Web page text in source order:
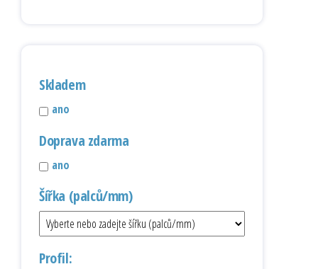
Skladem
ano
Doprava zdarma
ano
Šířka (palců/mm)
Profil: